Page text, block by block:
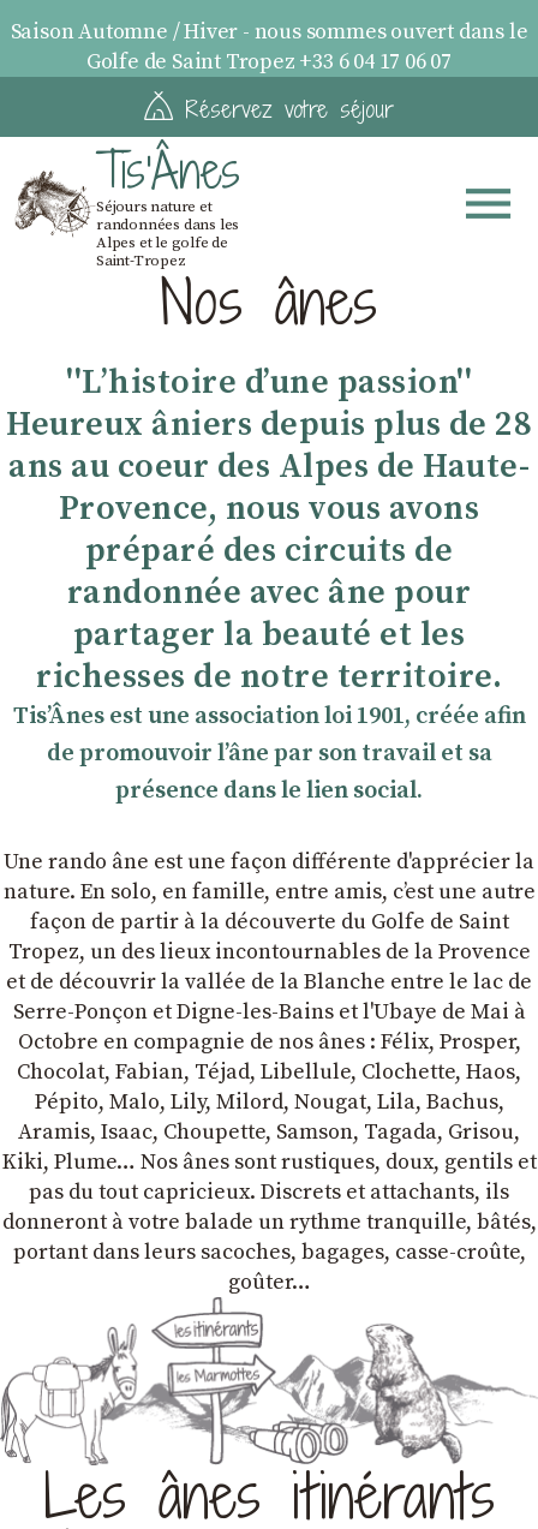
Saison Automne / Hiver - nous sommes ouvert dans le
Golfe de Saint Tropez +33 6 04 17 06 07
Réservez votre séjour
Tis'Ânes
Séjours nature et
randonnées dans les
Alpes et le golfe de
Saint-TropezNos ânes
''Lʼhistoire dʼune passion''
Heureux âniers depuis plus de 28
ans au coeur des Alpes de Haute-
Provence, nous vous avons
préparé des circuits de
randonnée avec âne pour
partager la beauté et les
richesses de notre territoire.
TisʼÂnes est une association loi 1901, créée afin
de promouvoir lʼâne par son travail et sa
présence dans le lien social.
Une rando âne est une façon différente d'apprécier la
nature. En solo, en famille, entre amis, cʼest une autre
façon de partir à la découverte du Golfe de Saint
Tropez, un des lieux incontournables de la Provence
et de découvrir la vallée de la Blanche entre le lac de
Serre-Ponçon et Digne-les-Bains et l'Ubaye de Mai à
Octobre en compagnie de nos ânes : Félix, Prosper,
Chocolat, Fabian, Téjad, Libellule, Clochette, Haos,
Pépito, Malo, Lily, Milord, Nougat, Lila, Bachus,
Aramis, Isaac, Choupette, Samson, Tagada, Grisou,
Kiki, Plume… Nos ânes sont rustiques, doux, gentils et
pas du tout capricieux. Discrets et attachants, ils
donneront à votre balade un rythme tranquille, bâtés,
portant dans leurs sacoches, bagages, casse-croûte,
goûter…
Les ânes itinérants